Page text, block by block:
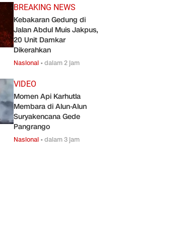
BREAKING NEWS
Kebakaran Gedung di
Jalan Abdul Muis Jakpus,
20 Unit Damkar
Dikerahkan
Nasional •dalam 2 jam
VIDEO
Momen Api Karhutla
Membara di Alun-Alun
Suryakencana Gede
Pangrango
Nasional •dalam 3 jam